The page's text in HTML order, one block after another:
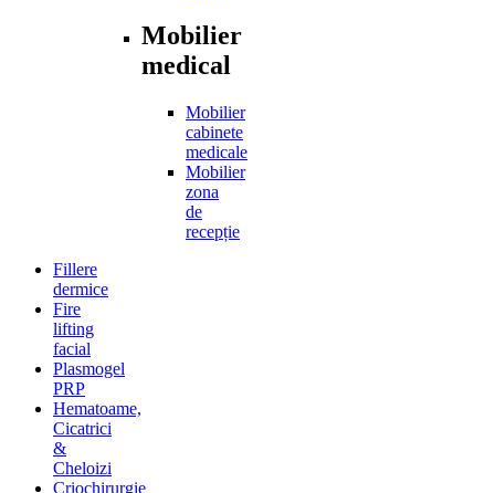
Mobilier
medical
Mobilier
cabinete
medicale
Mobilier
zona
de
recepție
Fillere
dermice
Fire
lifting
facial
Plasmogel
PRP
Hematoame,
Cicatrici
&
Cheloizi
Criochirurgie